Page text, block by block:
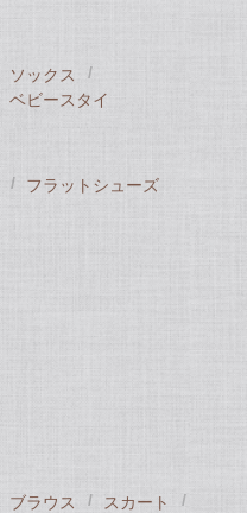
ソックス
ベビースタイ
フラットシューズ
ブラウス
スカート